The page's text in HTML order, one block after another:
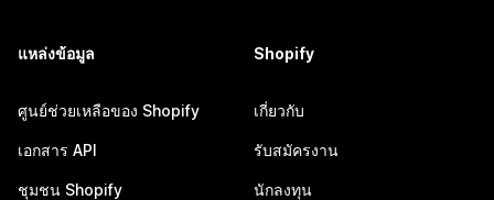
แหล่งข้อมูล
ศูนย์ช่วยเหลือของ Shopify
เอกสาร API
ชุมชน Shopify
Shopify
เกี่ยวกับ
รับสมัครงาน
นักลงทุน